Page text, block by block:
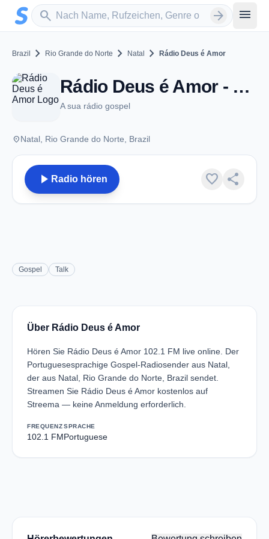
Zum Hauptinhalt springen
search
Sender suchen arrow_forward menu
Brazil chevron_right Rio Grande do Norte chevron_right Natal chevron_right Rádio Deus é Amor
Rádio Deus é Amor - FM 102.1 - Natal
A sua rádio gospel
placeNatal, Rio Grande do Norte, Brazil
play_arrow Radio hören favorite share
Gospel Talk
Über Rádio Deus é Amor
Hören Sie Rádio Deus é Amor 102.1 FM live online. Der
Portuguesesprachige Gospel-Radiosender aus Natal,
der aus Natal, Rio Grande do Norte, Brazil sendet.
Streamen Sie Rádio Deus é Amor kostenlos auf
Streema — keine Anmeldung erforderlich.
FREQUENZ
102.1 FM
SPRACHE
Portuguese